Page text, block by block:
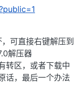
可直接右键解压到
解压器
转区，或者下载中
话，最后一个办法